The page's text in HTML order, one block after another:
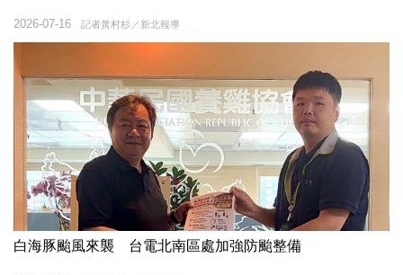
記者黃村杉／新北報導
2026-07-16
白海豚颱風來襲 台電北南區處加強防颱整備